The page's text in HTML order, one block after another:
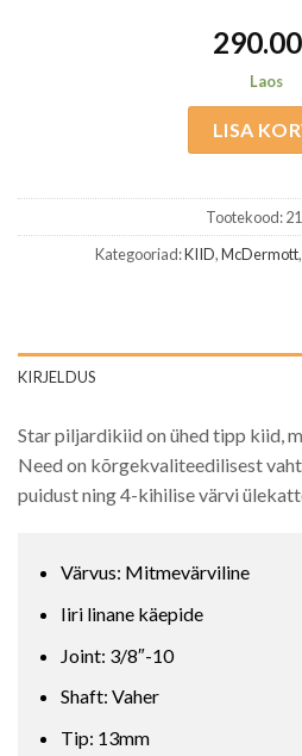
290.00
Laos
LISA
Tootekood:
Kategooriad:KIID,McDermott,
KIRJELDUS
Star piljardikiid on ühed tipp kiid,
Need on kõrgekvaliteedilisest
puidust ning 4-kihilise värvi
Värvus: Mitmevärviline
Iiri linane käepide
Joint: 3/8″-10
Shaft: Vaher
Tip: 13mm